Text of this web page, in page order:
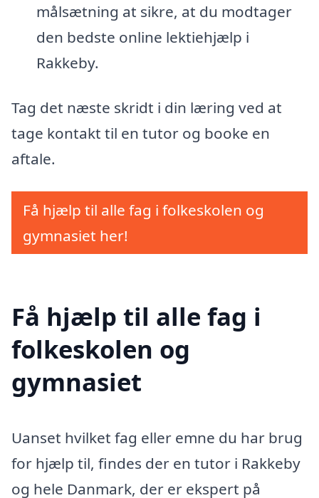
målsætning at sikre, at du modtager
den bedste online lektiehjælp i
Rakkeby.
Tag det næste skridt i din læring ved at
tage kontakt til en tutor og booke en
aftale.
Få hjælp til alle fag i folkeskolen og
gymnasiet her!
Få hjælp til alle fag i
folkeskolen og
gymnasiet
Uanset hvilket fag eller emne du har brug
for hjælp til, findes der en tutor i Rakkeby
og hele Danmark, der er ekspert på